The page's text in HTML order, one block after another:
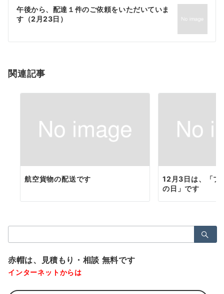
ゲ
シ
ン
午後から、配達１件のご依頼をいただいていま
す（2月23日）
関連記事
航空貨物の配送です
12月3日は、「プ
の日」です
索：
赤帽は、見積もり・相談 無料です
インターネットからは